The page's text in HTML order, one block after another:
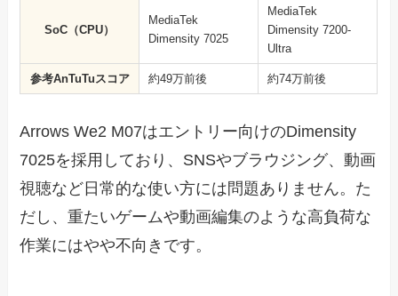
SoC（CPU）
MediaTek
Dimensity 7025
MediaTek
Dimensity 7200-
Ultra
参考AnTuTuスコア 約49万前後 約74万前後
Arrows We2 M07はエントリー向けのDimensity
7025を採用しており、SNSやブラウジング、動画
視聴など日常的な使い方には問題ありません。た
だし、重たいゲームや動画編集のような高負荷な
作業にはやや不向きです。